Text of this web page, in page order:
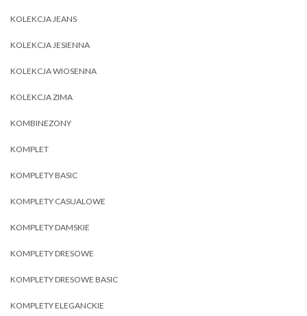
KOLEKCJA JEANS
KOLEKCJA JESIENNA
KOLEKCJA WIOSENNA
KOLEKCJA ZIMA
KOMBINEZONY
KOMPLET
KOMPLETY BASIC
KOMPLETY CASUALOWE
KOMPLETY DAMSKIE
KOMPLETY DRESOWE
KOMPLETY DRESOWE BASIC
KOMPLETY ELEGANCKIE